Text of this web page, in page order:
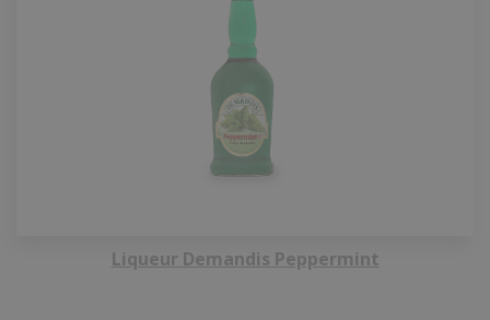
Liqueur Demandis Peppermint